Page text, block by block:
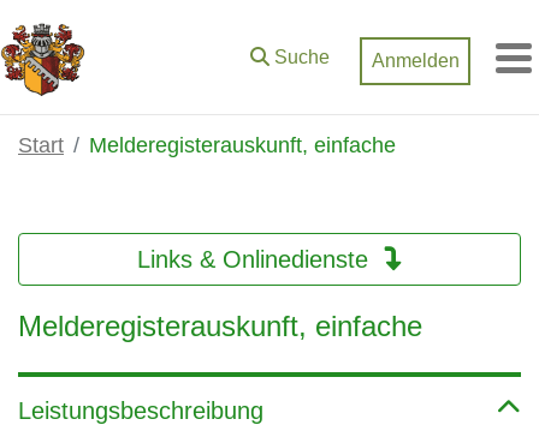
Zum Hauptinhalt springen
Suche Anmelden
Start Melderegisterauskunft, einfache
Links & Onlinedienste
Melderegisterauskunft, einfache
Leistungsbeschreibung